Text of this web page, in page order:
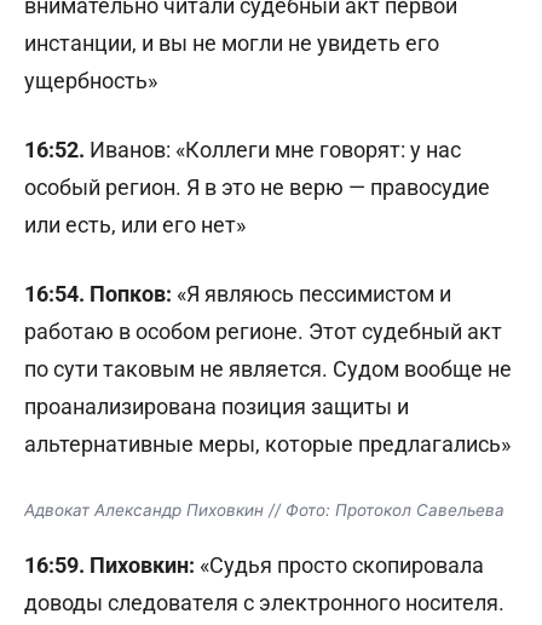
внимательно читали судебный акт первой
инстанции, и вы не могли не увидеть его
ущербность»
16:52. Иванов: «Коллеги мне говорят: у нас
особый регион. Я в это не верю — правосудие
или есть, или его нет»
16:54. Попков: «Я являюсь пессимистом и
работаю в особом регионе. Этот судебный акт
по сути таковым не является. Судом вообще не
проанализирована позиция защиты и
альтернативные меры, которые предлагались»
Адвокат Александр Пиховкин // Фото: Протокол Савельева
16:59. Пиховкин: «Судья просто скопировала
доводы следователя с электронного носителя.